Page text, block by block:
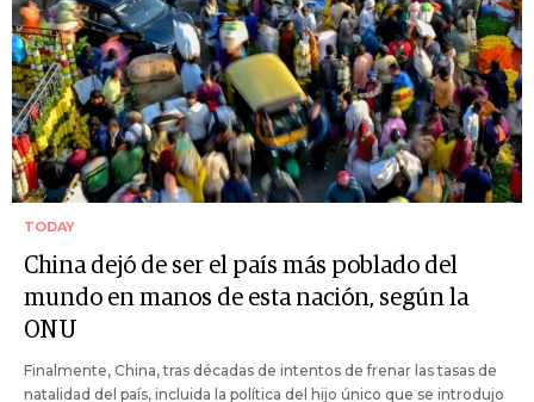
TODAY
China dejó de ser el país más poblado del
mundo en manos de esta nación, según la
ONU
Finalmente, China, tras décadas de intentos de frenar las tasas de
natalidad del país, incluida la política del hijo único que se introdujo